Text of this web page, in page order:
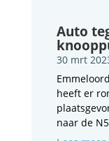
Auto
30 mrt
heeft er
naar de